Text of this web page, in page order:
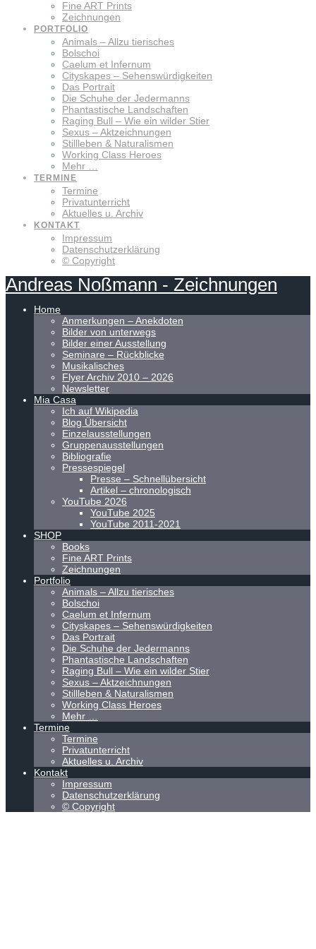
Fine ART Prints
Zeichnungen
PORTFOLIO
Animals – Allzu tierisches
Bolschoi
Caelum et Infernum
Cityskapes – Sehenswürdigkeiten
Das Portrait
Die Schuhe der Jedermanns
Phantastische Landschaften
Raging Bull – Wie ein wilder Stier
Sexus – Aktzeichnungen
Stillleben & Naturalismen
Working Class Heroes
Mehr …
TERMINE
Termine
Privatunterricht
Aktuelles u. Archiv
KONTAKT
Impressum
Datenschutzerklärung
© Copyright
Andreas Noßmann - Zeichnungen
Home
Anmerkungen – Anekdoten
Bilder von unterwegs
Bilder einer Ausstellung
Seminare – Rückblicke
Musikalisches
Flyer Archiv 2010 – 2026
Newsletter
Mia Casa
Ich auf Wikipedia
Blog Übersicht
Einzelausstellungen
Gruppenausstellungen
Bibliografie
Pressespiegel
Presse – Schnellübersicht
Artikel – chronologisch
YouTube 2026
YouTube 2025
YouTube 2011-2021
SHOP
Books
Fine ART Prints
Zeichnungen
Portfolio
Animals – Allzu tierisches
Bolschoi
Caelum et Infernum
Cityskapes – Sehenswürdigkeiten
Das Portrait
Die Schuhe der Jedermanns
Phantastische Landschaften
Raging Bull – Wie ein wilder Stier
Sexus – Aktzeichnungen
Stillleben & Naturalismen
Working Class Heroes
Mehr …
Termine
Termine
Privatunterricht
Aktuelles u. Archiv
Kontakt
Impressum
Datenschutzerklärung
© Copyright